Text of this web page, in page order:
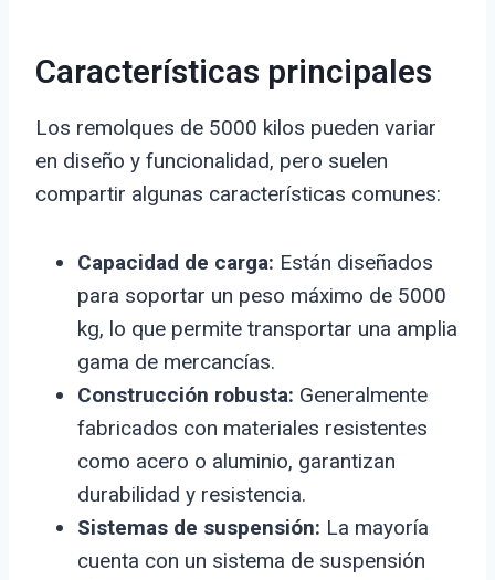
Características principales
Los remolques de 5000 kilos pueden variar
en diseño y funcionalidad, pero suelen
compartir algunas características comunes:
Capacidad de carga: Están diseñados
para soportar un peso máximo de 5000
kg, lo que permite transportar una amplia
gama de mercancías.
Construcción robusta: Generalmente
fabricados con materiales resistentes
como acero o aluminio, garantizan
durabilidad y resistencia.
Sistemas de suspensión: La mayoría
cuenta con un sistema de suspensión